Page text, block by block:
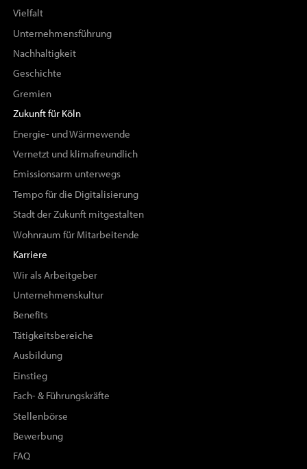
Vielfalt
Unternehmensführung
Nachhaltigkeit
Geschichte
Gremien
Zukunft für Köln
Energie- und Wärmewende
Vernetzt und klimafreundlich
Emissionsarm unterwegs
Tempo für die Digitalisierung
Stadt der Zukunft mitgestalten
Wohnraum für Mitarbeitende
Karriere
Wir als Arbeitgeber
Unternehmenskultur
Benefits
Tätigkeitsbereiche
Ausbildung
Einstieg
Fach- & Führungskräfte
Stellenbörse
Bewerbung
FAQ